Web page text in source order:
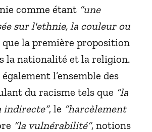
comme étant “une
sur l'ethnie, la couleur ou
la première proposition
la nationalité et la religion.
l’ensemble des
du racisme tels que “la
, le “harcèlement
“la vulnérabilité”, notions